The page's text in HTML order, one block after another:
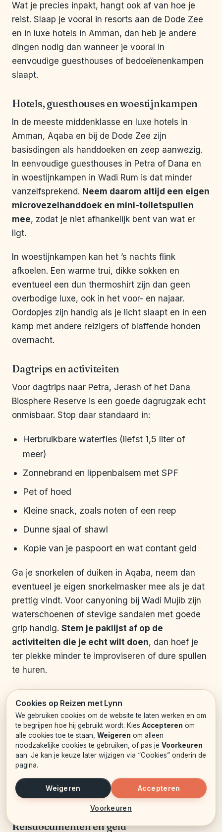
Wat je precies inpakt, hangt ook af van hoe je
reist. Slaap je vooral in resorts aan de Dode Zee
en in luxe hotels in Amman, dan heb je andere
dingen nodig dan wanneer je vooral in
eenvoudige guesthouses of bedoeïenenkampen
slaapt.
Hotels, guesthouses en woestijnkampen
In de meeste middenklasse en luxe hotels in
Amman, Aqaba en bij de Dode Zee zijn
basisdingen als handdoeken en zeep aanwezig.
In eenvoudige guesthouses in Petra of Dana en
in woestijnkampen in Wadi Rum is dat minder
vanzelfsprekend. Neem daarom altijd een eigen
microvezelhanddoek en mini-toiletspullen
mee, zodat je niet afhankelijk bent van wat er
ligt.
In woestijnkampen kan het ’s nachts flink
afkoelen. Een warme trui, dikke sokken en
eventueel een dun thermoshirt zijn dan geen
overbodige luxe, ook in het voor- en najaar.
Oordopjes zijn handig als je licht slaapt en in een
kamp met andere reizigers of blaffende honden
overnacht.
Dagtrips en activiteiten
Voor dagtrips naar Petra, Jerash of het Dana
Biosphere Reserve is een goede dagrugzak echt
onmisbaar. Stop daar standaard in:
Herbruikbare waterfles (liefst 1,5 liter of
meer)
Zonnebrand en lippenbalsem met SPF
Pet of hoed
Kleine snack, zoals noten of een reep
Dunne sjaal of shawl
Kopie van je paspoort en wat contant geld
Ga je snorkelen of duiken in Aqaba, neem dan
eventueel je eigen snorkelmasker mee als je dat
prettig vindt. Voor canyoning bij Wadi Mujib zijn
waterschoenen of stevige sandalen met goede
grip handig. Stem je paklijst af op de
activiteiten die je echt wilt doen, dan hoef je
ter plekke minder te improviseren of dure spullen
te huren.
Complete paklijst Jordanië in één
overzicht
Om het makkelijk te maken, vind je hieronder een
overzichtelijke paklijst. Zie het als een basis waar
je uit kiest. Reis je in de zomer vooral naar Aqaba
en de Dode Zee, dan pak je anders dan wanneer
je in januari door Amman en Wadi Rum trekt.
Reisdocumenten en geld
Cookies op Reizen met Lynn
We gebruiken cookies om de website te laten werken en om
te begrijpen hoe hij gebruikt wordt. Kies Accepteren om
alle cookies toe te staan, Weigeren om alleen
noodzakelijke cookies te gebruiken, of pas je Voorkeuren
aan. Je kan je keuze later wijzigen via “Cookies” onderin de
pagina.
Weigeren
Voorkeuren
Accepteren